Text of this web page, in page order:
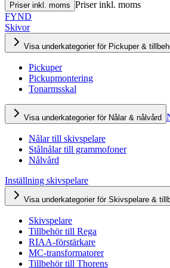
Priser inkl. moms Priser inkl. moms
FYND
Skivor
Visa underkategorier för Pickuper &
Pickuper
Pickupmontering
Tonarmsskal
Visa underkategorier för Nålar & nålvård
Nålar till skivspelare
Stålnålar till grammofoner
Nålvård
Inställning skivspelare
Visa underkategorier för Skivspelare &
Skivspelare
Tillbehör till Rega
RIAA-förstärkare
MC-transformatorer
Tillbehör till Thorens